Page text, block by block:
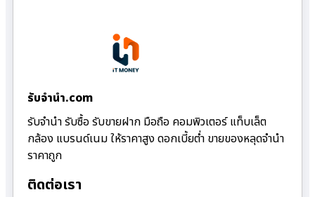
รับจํานํา.com
รับจำนำ รับซื้อ รับขายฝาก มือถือ คอมพิวเตอร์ แท็บเล็ต
กล้อง แบรนด์เนม ให้ราคาสูง ดอกเบี้ยต่ำ ขายของหลุดจำนำ
ราคาถูก
ติดต่อเรา